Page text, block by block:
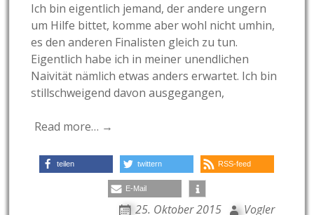
Ich bin eigentlich jemand, der andere ungern
um Hilfe bittet, komme aber wohl nicht umhin,
es den anderen Finalisten gleich zu tun.
Eigentlich habe ich in meiner unendlichen
Naivität nämlich etwas anders erwartet. Ich bin
stillschweigend davon ausgegangen,
Read more… →
teilen twittern RSS-feed
E-Mail
25. Oktober 2015 Vogler